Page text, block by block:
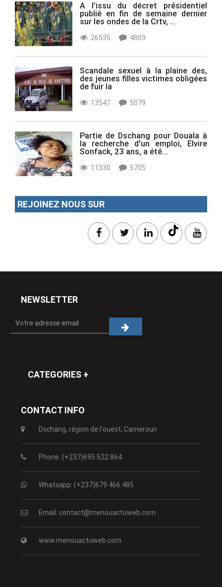
A l’issu du décret présidentiel
publié en fin de semaine dernier
sur les ondes de la Crtv, ...
26535 4809
Scandale sexuel à la plaine des,
des jeunes filles victimes obligées
de fuir la
13547 5079
Partie de Dschang pour Douala à
la recherche d'un emploi, Elvire
Sonfack, 23 ans, a été...
11330 5705
REJOINEZ NOUS SUR
NEWSLETTER
CATEGORIES +
CONTACT INFO
Dschang, région de l'ouest, Cameroun
Phone: (+237)695 522 864
Whatsapp: (+237)679 466 485
Email: contact@menouactuweb.com
www.menouactuweb.com